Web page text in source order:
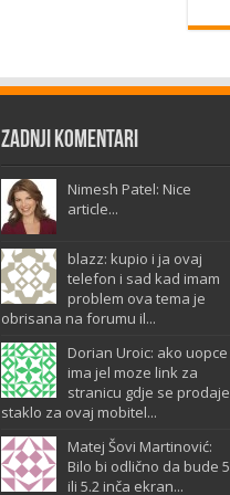
Zadnji komentari
Nimesh Patel: Nice
article...
blazz: kupio i ja ovaj
telefon i sad kad imam
problem ova tema je
obrisana na forumu il...
Dorian Uroic: ako uopce
ima jel moze link za
stranicu gdje se prodaje
staklo za ovaj mobitel...
Matej Šovi Martinović:
Bilo bi odlično da bude 5
ili 5.2 inča ekran...